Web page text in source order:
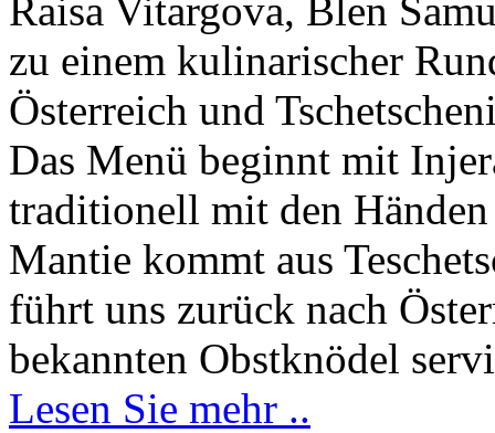
Raisa Vitargova, Blen
zu einem kulinarischer
Österreich und
Das Menü beginnt mit
traditionell mit den
Mantie kommt aus
führt uns zurück nach
bekannten Obstknödel
Lesen Sie mehr ..